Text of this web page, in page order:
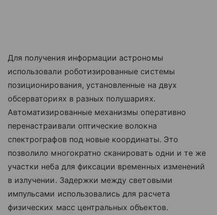
Для получения информации астрономы
использовали роботизированные системы
позиционирования, установленные на двух
обсерваториях в разных полушариях.
Автоматизированные механизмы оперативно
перенастраивали оптические волокна
спектрографов под новые координаты. Это
позволило многократно сканировать одни и те же
участки неба для фиксации временных изменений
в излучении. Задержки между световыми
импульсами использовались для расчета
физических масс центральных объектов.